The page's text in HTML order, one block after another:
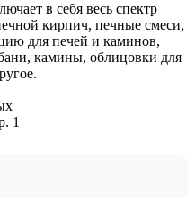
в себя весь спектр
кирпич, печные смеси,
для печей и каминов,
камины, облицовки для
1